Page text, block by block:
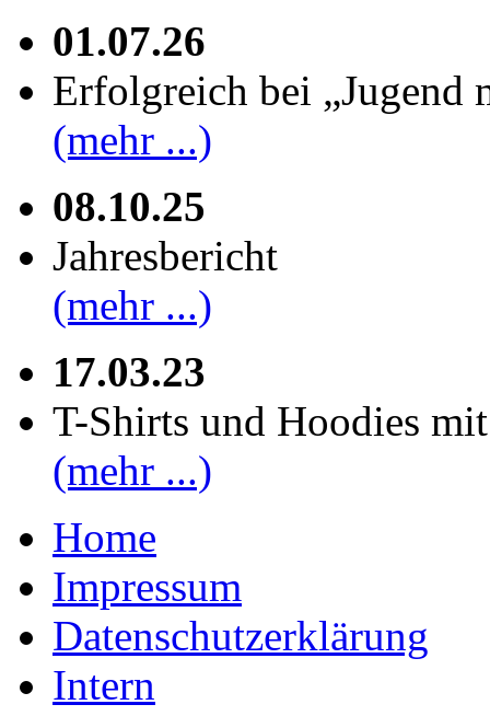
01.07.26
Erfolgreich bei „Jugend
(mehr ...)
08.10.25
Jahresbericht
(mehr ...)
17.03.23
T-Shirts und Hoodies
(mehr ...)
Home
Impressum
Datenschutzerklärung
Intern